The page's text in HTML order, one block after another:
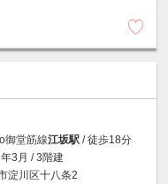
御堂筋線江坂駅 / 徒歩18分
3月 / 3階建
淀川区十八条2